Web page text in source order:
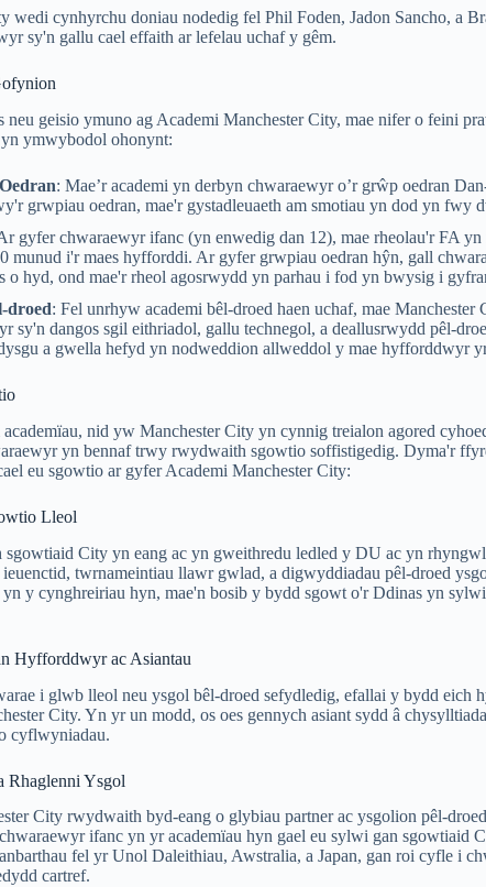
wedi cynhyrchu doniau nodedig fel Phil Foden, Jadon Sancho, a
sy'n gallu cael effaith ar lefelau uchaf y gêm.
neu geisio ymuno ag Academi Manchester City, mae nifer o feini
ymwybodol ohonynt:
: Mae’r academi yn derbyn chwaraewyr o’r grŵp oedran
grwpiau oedran, mae'r gystadleuaeth am smotiau yn dod yn fwy
gyfer chwaraewyr ifanc (yn enwedig dan 12), mae rheolau'r FA
munud i'r maes hyfforddi. Ar gyfer grwpiau oedran hŷn, gall
o hyd, ond mae'r rheol agosrwydd yn parhau i fod yn bwysig i
droed: Fel unrhyw academi bêl-droed haen uchaf, mae Manchester
sy'n dangos sgil eithriadol, gallu technegol, a deallusrwydd pêl-
a gwella hefyd yn nodweddion allweddol y mae hyfforddwyr
nid yw Manchester City yn cynnig treialon agored
yn bennaf trwy rwydwaith sgowtio soffistigedig. Dyma'r
eu sgowtio ar gyfer Academi Manchester City:
Lleol
City yn eang ac yn gweithredu ledled y DU ac yn
twrnameintiau llawr gwlad, a digwyddiadau pêl-droed
y cynghreiriau hyn, mae'n bosib y bydd sgowt o'r Ddinas yn
Hyfforddwyr ac Asiantau
i glwb lleol neu ysgol bêl-droed sefydledig, efallai y bydd eich
City. Yn yr un modd, os oes gennych asiant sydd â
cyflwyniadau.
Rhaglenni Ysgol
City rwydwaith byd-eang o glybiau partner ac ysgolion pêl-
ifanc yn yr academïau hyn gael eu sylwi gan sgowtiaid
fel yr Unol Daleithiau, Awstralia, a Japan, gan roi cyfle i
cartref.